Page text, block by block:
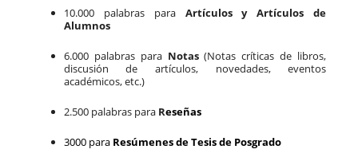
10.000 palabras para Artículos y Artículos de
Alumnos
6.000 palabras para Notas(Notas críticas de libros,
discusión de artículos, novedades, eventos
académicos, etc.)
2.500 palabras para Reseñas
3000 para Resúmenes de Tesis de Posgrado